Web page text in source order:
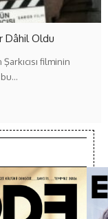
Dâhil Oldu
filminin
bu…